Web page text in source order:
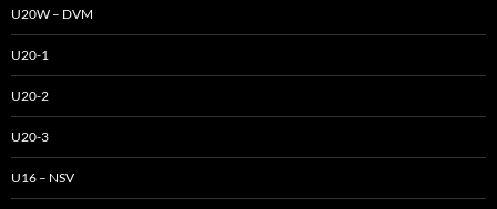
U20W – DVM
U20-1
U20-2
U20-3
U16 – NSV